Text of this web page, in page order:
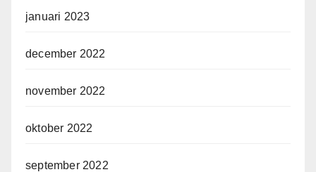
januari 2023
december 2022
november 2022
oktober 2022
september 2022